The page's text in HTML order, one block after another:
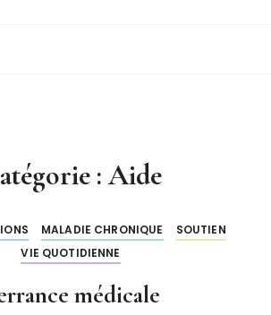
:Aide
MALADIE CHRONIQUE
SOUTIEN
VIE QUOTIDIENNE
médicale